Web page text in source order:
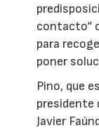
contacto“
para
poner
Pino, que
presidente
Javier